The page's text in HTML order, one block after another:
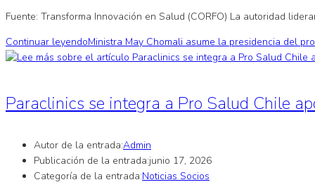
Fuente: Transforma Innovación en Salud (CORFO) La autoridad
Continuar leyendoMinistra May Chomali asume la presidencia del
Paraclinics se integra a Pro Salud Chile
Autor de la entrada:Admin
Publicación de la entrada:junio 17, 2026
Categoría de la entrada:Noticias Socios